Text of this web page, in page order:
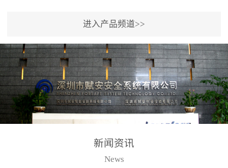
事故频发，传统的火灾探
测方法已无法满足要求。
尤其是目前众多的大型影
剧院、会议展览中心、体
育馆、大型仓库和隧道空
间等，其建筑结构特殊、
火灾隐患多。一旦发生火
用了具有仲裁机制和冗余
校验的总线传输技术、线
路状态检测与保护技术、
后向光电感烟探测技术、
高可靠的系统抗干扰技术
等多项专利技术和专有技
警领域三十多年技术积累
和工程实践的结晶。
进入产品频道>>
新闻资讯
News